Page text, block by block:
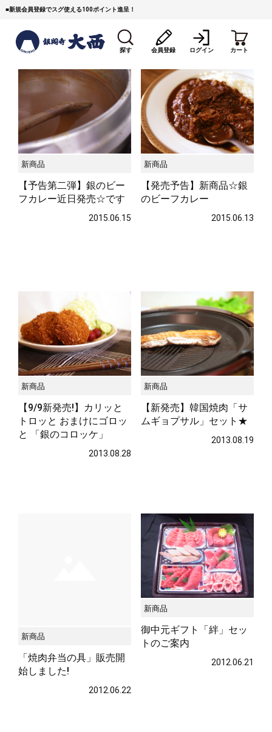
■新規会員登録でスグ使える100ポイント進呈！
探す
すき焼き
しゃぶしゃぶ コマ切れミンチ
サステナブル・和牛
（熟）
贈り物・ギフト
会員登録 ログイン カート
新商品
【予告第二弾】銀のビー
フカレー近日発売☆です
2015.06.15
新商品
【発売予告】新商品☆銀
のビーフカレー
2015.06.13
新商品
【9/9新発売!】カリッと
トロッと おまけにゴロッ
と 「銀のコロッケ」
2013.08.28
新商品
【新発売】韓国焼肉「サ
ムギョプサル」セット★
2013.08.19
新商品
「焼肉弁当の具」販売開
始しました!
2012.06.22
新商品
御中元ギフト「絆」セッ
トのご案内
2012.06.21